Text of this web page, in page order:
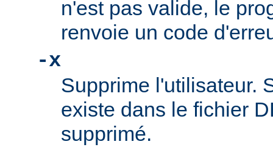
n'est pas valide, le
renvoie un code
-x
Supprime l'utilisateur.
existe dans le fichier
supprimé.